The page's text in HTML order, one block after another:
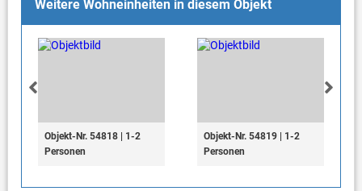
Weitere Wohneinheiten in diesem Objekt
Objekt-Nr. 54818 | 1-2
Personen
Objekt-Nr. 54819 | 1-2
Personen